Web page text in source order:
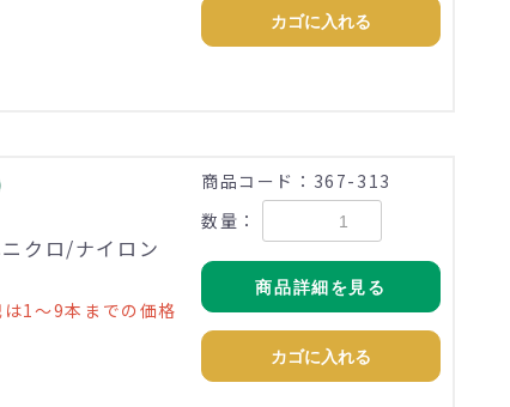
カゴに入れる
クロ/ナイロン
1～9本までの価格
商品コード：367-313
数量：
商品詳細を見る
カゴに入れる